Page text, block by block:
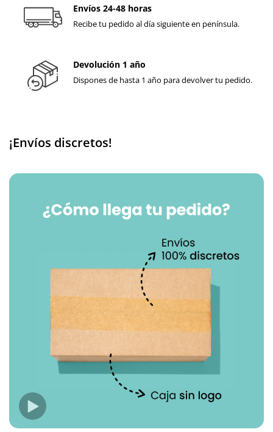
Envíos 24-48 horas
Recibe tu pedido al día siguiente en península.
Devolución 1 año
Dispones de hasta 1 año para devolver tu pedido.
¡Envíos discretos!